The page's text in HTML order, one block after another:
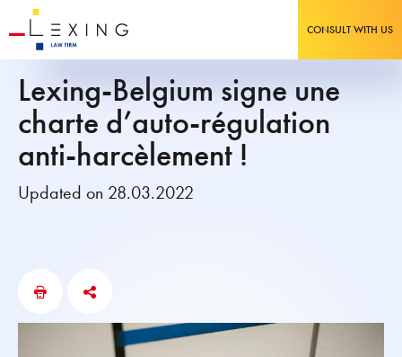
CONSULT WITH US
Lexing-Belgium signe une
charte d’auto-régulation
anti-harcèlement !
Updated on 28.03.2022